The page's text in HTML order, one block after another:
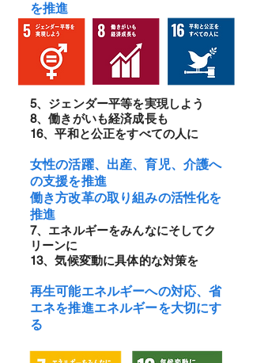
を推進
5、ジェンダー平等を実現しよう
8、働きがいも経済成長も
16、平和と公正をすべての人に
女性の活躍、出産、育児、介護へ
の支援を推進
働き方改革の取り組みの活性化を
推進
7、エネルギーをみんなにそしてク
リーンに
13、気候変動に具体的な対策を
再生可能エネルギーへの対応、省
エネを推進エネルギーを大切にす
る